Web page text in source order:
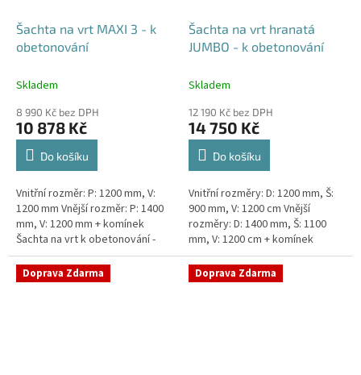
Šachta na vrt MAXI 3 - k
obetonování
Skladem
8 990 Kč bez DPH
10 878 Kč
Do košíku
Vnitřní rozměr: P: 1200 mm, V:
1200 mm Vnější rozměr: P: 1400
mm, V: 1200 mm + komínek
Šachta na vrt k obetonování -
vhodná pod parkovací stání,
komunikace nebo do míst...
Šachta na vrt hranatá
JUMBO - k obetonování
Skladem
12 190 Kč bez DPH
14 750 Kč
Do košíku
Vnitřní rozměry: D: 1200 mm, Š:
900 mm, V: 1200 cm Vnější
rozměry: D: 1400 mm, Š: 1100
mm, V: 1200 cm + komínek
Šachta na vrt k obetonování -
vhodná pod parkovací...
Doprava Zdarma Doprava Zdarma